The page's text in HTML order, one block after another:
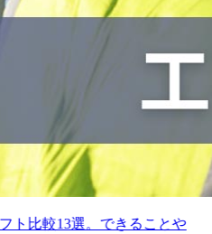
ト比較13選。できることや